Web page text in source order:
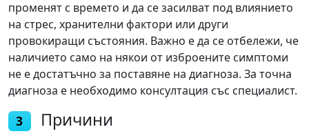
променят с времето и да се засилват под влиянието
на стрес, хранителни фактори или други
провокиращи състояния. Важно е да се отбележи, че
наличието само на някои от изброените симптоми
не е достатъчно за поставяне на диагноза. За точна
диагноза е необходимо консултация със специалист.
3 Причини